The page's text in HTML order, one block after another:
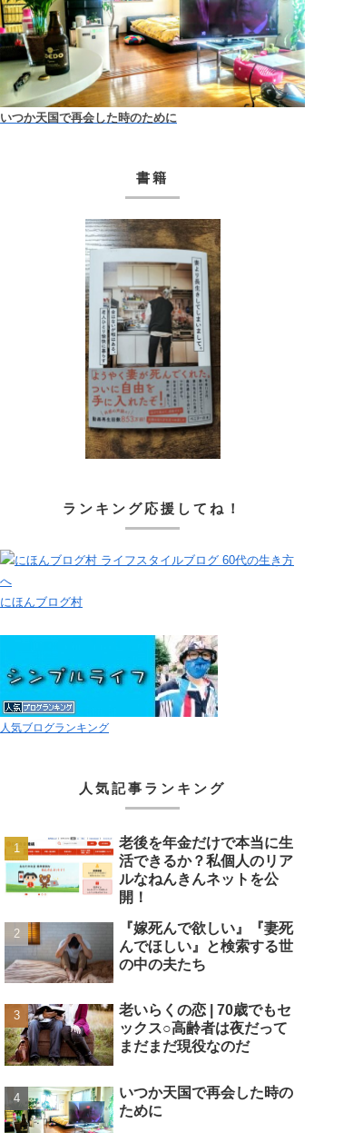
いつか天国で再会した時のために
書籍
ランキング応援してね！
にほんブログ村
人気ブログランキング
人気記事ランキング
老後を年金だけで本当に生
活できるか？私個人のリア
ルなねんきんネットを公
開！
『嫁死んで欲しい』『妻死
んでほしい』と検索する世
の中の夫たち
老いらくの恋 | 70歳でもセ
ックス○高齢者は夜だって
まだまだ現役なのだ
いつか天国で再会した時の
ために